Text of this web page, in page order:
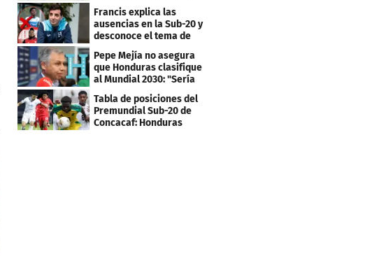
su viaje
Francis explica las
ausencias en la Sub-20 y
desconoce el tema de
los tiktokers
Pepe Mejía no asegura
que Honduras clasifique
al Mundial 2030: "Sería
mentir"
Tabla de posiciones del
Premundial Sub-20 de
Concacaf: Honduras